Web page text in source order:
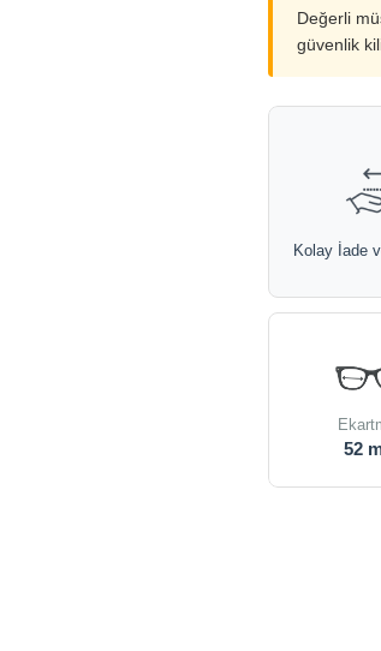
Değerli
güvenlik
Kolay İade
52